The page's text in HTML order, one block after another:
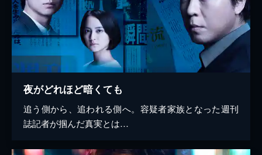
夜がどれほど暗くても
追う側から、追われる側へ。容疑者家族となった週刊
誌記者が掴んだ真実とは…